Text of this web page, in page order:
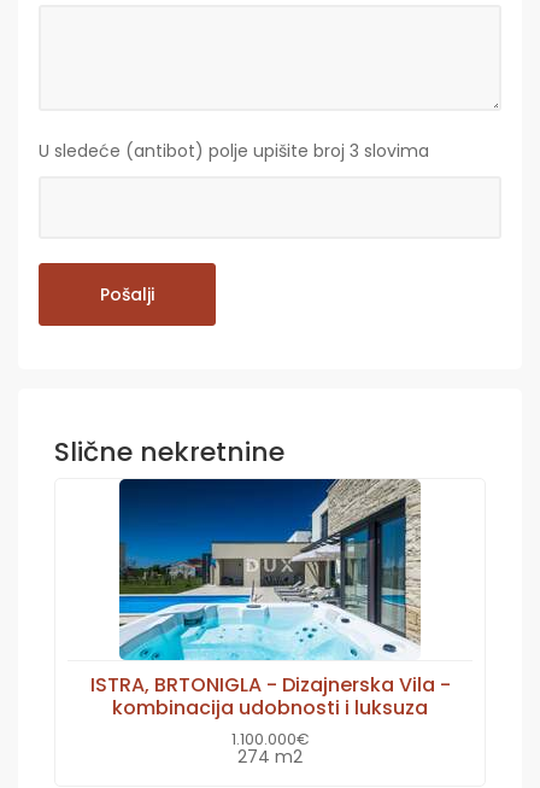
U sledeće (antibot) polje upišite broj 3 slovima
Slične nekretnine
ISTRA, BRTONIGLA - Dizajnerska Vila -
kombinacija udobnosti i luksuza
1.100.000€
274 m2